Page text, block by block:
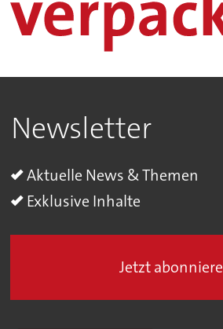
Newsletter
Aktuelle News & Themen
Exklusive Inhalte
Jetzt